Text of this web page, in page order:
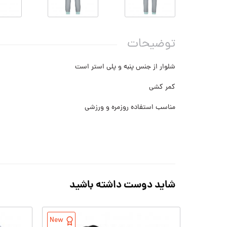
توضیحات
شلوار از جنس پنبه و پلی استر است
کمر کشی
مناسب استفاده روزمره و ورزشی
شاید دوست داشته باشید
New